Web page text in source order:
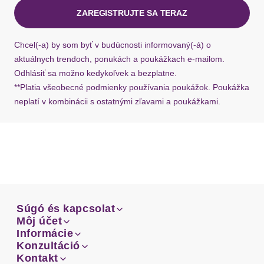
ZAREGISTRUJTE SA TERAZ
Chcel(-a) by som byť v budúcnosti informovaný(-á) o
aktuálnych trendoch, ponukách a poukážkach e-mailom.
Odhlásiť sa možno kedykoľvek a bezplatne.
**Platia všeobecné podmienky používania poukážok. Poukážka
neplatí v kombinácii s ostatnými zľavami a poukážkami.
Súgó és kapcsolat
Email
Facebook
Súgó és kapcsolat
Email
Môj účet
Prehľad objednávok
Môj účet
Prehľad objednávok
Informácie
Doprava
Informácie
Konzultáció
Konzultáció
Kontakt